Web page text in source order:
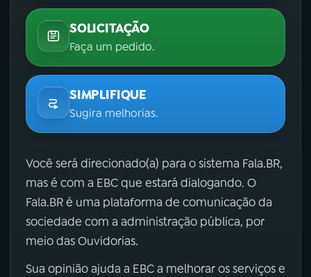
SOLICITAÇÃO
Faça um pedido.
SIMPLIFIQUE
Sugira melhorias.
Você será direcionado(a) para o sistema Fala.BR,
mas é com a EBC que estará dialogando. O
Fala.BR é uma plataforma de comunicação da
sociedade com a administração pública, por
meio das Ouvidorias.
Sua opinião ajuda a EBC a melhorar os serviços e